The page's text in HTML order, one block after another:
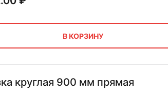
В КОРЗИНУ
круглая 900 мм прямая